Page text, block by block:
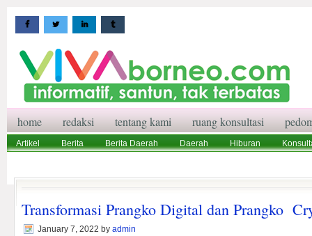
home redaksi tentang kami ruang konsultasi
Artikel Berita Berita Daerah Daerah Hiburan
Transformasi Prangko Digital dan Prangko
January 7, 2022 by admin